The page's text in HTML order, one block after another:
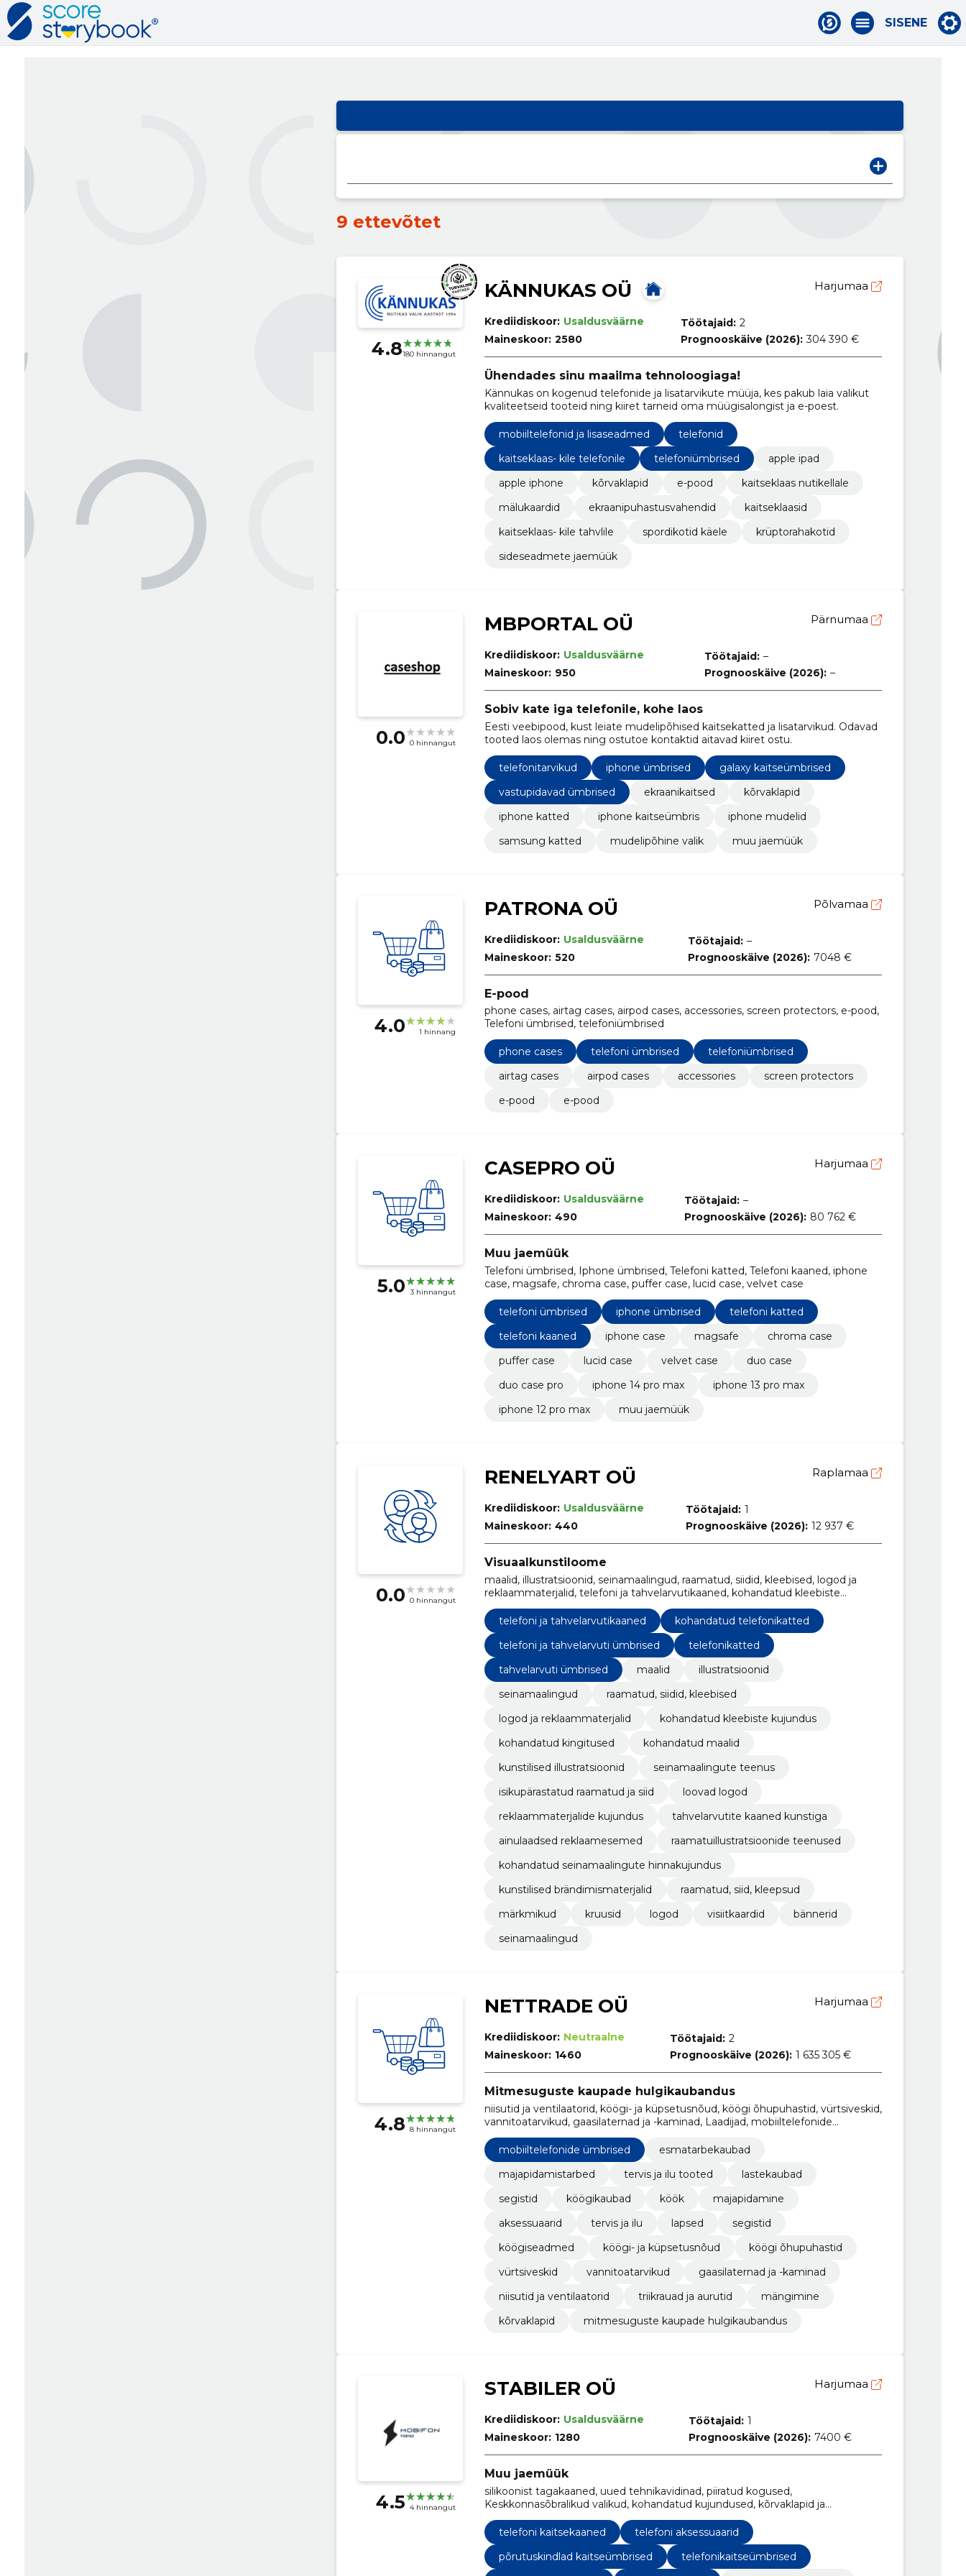
SISENE
9 ettevõtet
4.8180 hinnangut
KÄNNUKAS OÜ Harjumaa
Krediidiskoor: Usaldusväärne
Maineskoor: 2580
Töötajaid: 2
Prognooskäive (2026): 304 390 €
Ühendades sinu maailma tehnoloogiaga!
Kännukas on kogenud telefonide ja lisatarvikute müüja, kes pakub laia valikut
kvaliteetseid tooteid ning kiiret tarneid oma müügisalongist ja e-poest.
mobiiltelefonid ja lisaseadmed
telefonid
kaitseklaas- kile telefonile
telefoniümbrised
apple ipad
apple iphone
kõrvaklapid e-pood
kaitseklaas nutikellale
mälukaardid
ekraanipuhastusvahendid
kaitseklaasid
kaitseklaas- kile tahvlile
spordikotid käele
krüptorahakotid
sideseadmete jaemüük
0.0 0 hinnangut
MBPORTAL OÜ Pärnumaa
Krediidiskoor: Usaldusväärne
Maineskoor: 950
Töötajaid: –
Prognooskäive (2026): –
Sobiv kate iga telefonile, kohe laos
Eesti veebipood, kust leiate mudelipõhised kaitsekatted ja lisatarvikud. Odavad
tooted laos olemas ning ostutoe kontaktid aitavad kiiret ostu.
telefonitarvikud iphone ümbrised
galaxy kaitseümbrised
vastupidavad ümbrised
ekraanikaitsed
kõrvaklapid
iphone katted
iphone kaitseümbris
iphone mudelid
samsung katted
mudelipõhine valik muu jaemüük
4.0 1 hinnang
PATRONA OÜ Põlvamaa
Krediidiskoor: Usaldusväärne
Maineskoor: 520
Töötajaid: –
Prognooskäive (2026): 7048 €
E-pood
phone cases, airtag cases, airpod cases, accessories, screen protectors, e-pood,
Telefoni ümbrised, telefoniümbrised
phone cases telefoni ümbrised
telefoniümbrised
airtag cases
airpod cases accessories
screen protectors
e-pood
e-pood
5.0 3 hinnangut
CASEPRO OÜ Harjumaa
Krediidiskoor: Usaldusväärne
Maineskoor: 490
Töötajaid: –
Prognooskäive (2026): 80 762 €
Muu jaemüük
Telefoni ümbrised, Iphone ümbrised, Telefoni katted, Telefoni kaaned, iphone
case, magsafe, chroma case, puffer case, lucid case, velvet case
telefoni ümbrised iphone ümbrised
telefoni katted
telefoni kaaned
iphone case magsafe
chroma case
puffer case
lucid case velvet case
duo case
duo case pro
iphone 14 pro max
iphone 13 pro max
iphone 12 pro max
muu jaemüük
0.0 0 hinnangut
RENELYART OÜ Raplamaa
Krediidiskoor: Usaldusväärne
Maineskoor: 440
Töötajaid: 1
Prognooskäive (2026): 12 937 €
Visuaalkunstiloome
maalid, illustratsioonid, seinamaalingud, raamatud, siidid, kleebised, logod ja
reklaammaterjalid, telefoni ja tahvelarvutikaaned, kohandatud kleebiste
kujundus, kohandatud kingitused, kohandatud maalid, kunstilised
illustratsioonid
telefoni ja tahvelarvutikaaned
kohandatud telefonikatted
telefoni ja tahvelarvuti ümbrised
telefonikatted
tahvelarvuti ümbrised
maalid
illustratsioonid
seinamaalingud
raamatud, siidid, kleebised
logod ja reklaammaterjalid
kohandatud kleebiste kujundus
kohandatud kingitused
kohandatud maalid
kunstilised illustratsioonid
seinamaalingute teenus
isikupärastatud raamatud ja siid
loovad logod
reklaammaterjalide kujundus
tahvelarvutite kaaned kunstiga
ainulaadsed reklaamesemed
raamatuillustratsioonide teenused
kohandatud seinamaalingute hinnakujundus
kunstilised brändimismaterjalid
raamatud, siid, kleepsud
märkmikud
kruusid logod visiitkaardid
bännerid
seinamaalingud
4.8 8 hinnangut
NETTRADE OÜ Harjumaa
Krediidiskoor: Neutraalne
Maineskoor: 1460
Töötajaid: 2
Prognooskäive (2026): 1 635 305 €
Mitmesuguste kaupade hulgikaubandus
niisutid ja ventilaatorid, köögi- ja küpsetusnõud, köögi õhupuhastid, vürtsiveskid,
vannitoatarvikud, gaasilaternad ja -kaminad, Laadijad, mobiiltelefonide
ümbrised, kõrvaklapid, köögiseadmed
mobiiltelefonide ümbrised
esmatarbekaubad
majapidamistarbed
tervis ja ilu tooted
lastekaubad
segistid
köögikaubad köök
majapidamine
aksessuaarid
tervis ja ilu lapsed
segistid
köögiseadmed
köögi- ja küpsetusnõud
köögi õhupuhastid
vürtsiveskid
vannitoatarvikud
gaasilaternad ja -kaminad
niisutid ja ventilaatorid
triikrauad ja aurutid
mängimine
kõrvaklapid
mitmesuguste kaupade hulgikaubandus
4.5 4 hinnangut
STABILER OÜ Harjumaa
Krediidiskoor: Usaldusväärne
Maineskoor: 1280
Töötajaid: 1
Prognooskäive (2026): 7400 €
Muu jaemüük
silikoonist tagakaaned, uued tehnikavidinad, piiratud kogused,
Keskkonnasõbralikud valikud, kohandatud kujundused, kõrvaklapid ja
telefonitarvikud
telefoni kaitsekaaned
telefoni aksessuaarid
põrutuskindlad kaitseümbrised
telefonikaitseümbrised